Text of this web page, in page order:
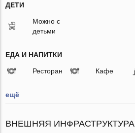
ДЕТИ
Можно с
детьми
ЕДА И НАПИТКИ
Ресторан Кафе
ещё
ВНЕШНЯЯ ИНФРАСТРУКТУРА